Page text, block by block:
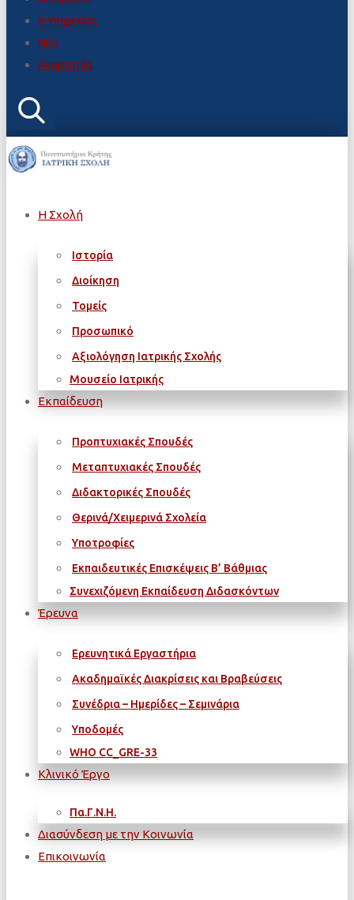
e-Υπηρεσίες
Νέα
Αναρτητέα
Η Σχολή
Ιστορία
Διοίκηση
Τομείς
Προσωπικό
Αξιολόγηση Ιατρικής Σχολής
Μουσείο Ιατρικής
Εκπαίδευση
Προπτυχιακές Σπουδές
Μεταπτυχιακές Σπουδές
Διδακτορικές Σπουδές
Θερινά/Χειμερινά Σχολεία
Υποτροφίες
Εκπαιδευτικές Επισκέψεις Β’ Βάθμιας
Συνεχιζόμενη Εκπαίδευση Διδασκόντων
Έρευνα
Ερευνητικά Εργαστήρια
Ακαδημαϊκές Διακρίσεις και Βραβεύσεις
Συνέδρια – Ημερίδες – Σεμινάρια
Υποδομές
WΗΟ CC_GRE-33
Κλινικό Έργο
Πα.Γ.Ν.Η.
Διασύνδεση με την Κοινωνία
Επικοινωνία